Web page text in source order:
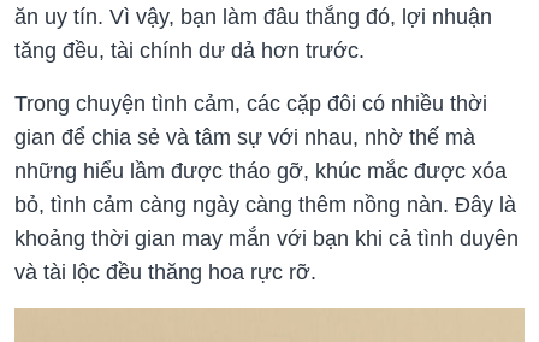
ăn uy tín. Vì vậy, bạn làm đâu thắng đó, lợi nhuận
tăng đều, tài chính dư dả hơn trước.
Trong chuyện tình cảm, các cặp đôi có nhiều thời
gian để chia sẻ và tâm sự với nhau, nhờ thế mà
những hiểu lầm được tháo gỡ, khúc mắc được xóa
bỏ, tình cảm càng ngày càng thêm nồng nàn. Đây là
khoảng thời gian may mắn với bạn khi cả tình duyên
và tài lộc đều thăng hoa rực rỡ.